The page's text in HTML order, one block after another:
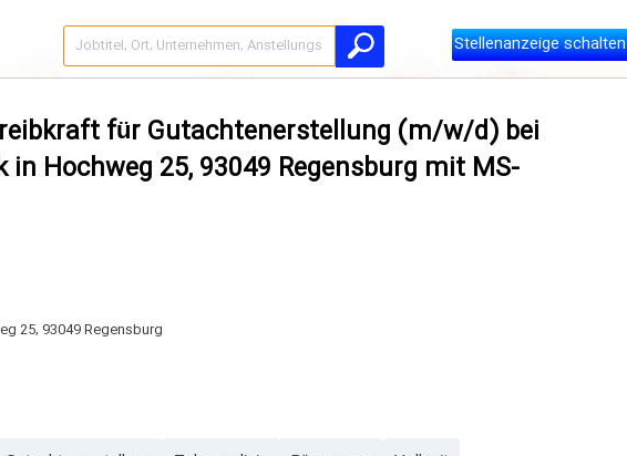
Stellenanzeige schalten
für Gutachtenerstellung (m/w/d) bei
in Hochweg 25, 93049 Regensburg mit MS-
25, 93049 Regensburg